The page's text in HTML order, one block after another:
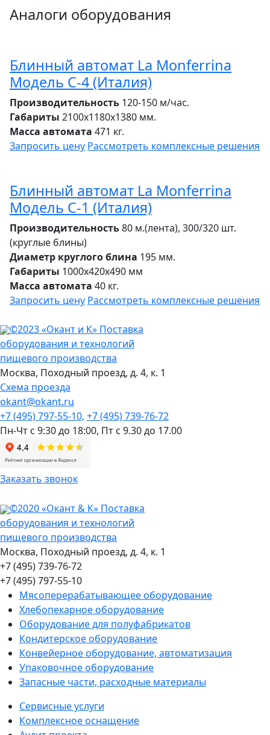
Аналоги оборудования
Блинный автомат La Monferrina
Модель С-4 (Италия)
Производительность 120-150 м/час.
Габариты 2100х1180х1380 мм.
Масса автомата 471 кг.
Запросить цену Рассмотреть комплексные решения
Блинный автомат La Monferrina
Модель С-1 (Италия)
Производительность80 м.(лента), 300/320 шт.
(круглые блины)
Диаметр круглого блина 195 мм.
Габариты 1000х420х490 мм
Масса автомата 40 кг.
Запросить цену Рассмотреть комплексные решения
©2023 «Окант и К» Поставка
оборудования и технологий
пищевого производства
Москва, Походный проезд, д. 4, к. 1
Схема проезда
okant@okant.ru
+7 (495) 797-55-10, +7 (495) 739-76-72
Пн-Чт с 9:30 до 18:00, Пт с 9.30 до 17.00
Заказать звонок
©2020 «Окант & К» Поставка
оборудования и технологий
пищевого производства
Москва, Походный проезд, д. 4, к. 1
+7 (495) 739-76-72
+7 (495) 797-55-10
Мясоперерабатывающее оборудование
Хлебопекарное оборудование
Оборудование для полуфабрикатов
Кондитерское оборудование
Конвейерное оборудование, автоматизация
Упаковочное оборудование
Запасные части, расходные материалы
Сервисные услуги
Комплексное оснащение